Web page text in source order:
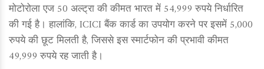
मोटोरोला एज 50 अल्ट्रा की कीमत भारत में 54,999 रुपये निर्धारित
की गई है। हालांकि, ICICI बैंक कार्ड का उपयोग करने पर इसमें 5,000
रुपये की छूट मिलती है, जिससे इस स्मार्टफोन की प्रभावी कीमत
49,999 रुपये रह जाती है।